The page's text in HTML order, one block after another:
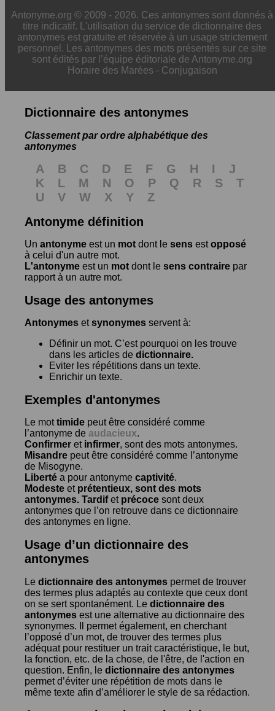
Antonyme.org © 2009 - 2026. Ces antonymes sont donnés à
titre indicatif. L'utilisation du service de dictionnaire des
antonymes est gratuite et réservée à un usage strictement
personnel. Les antonymes des mots présentés sur ce site
sont édités par l’équipe éditoriale de Antonyme.org
Horaire des Marées - Conjugaison
Dictionnaire des antonymes
Classement par ordre alphabétique des
antonymes
A B C D E F G H I
J
K
L M N O P Q R S
T
U
V W X Y
Z
Antonyme définition
Un antonyme est un mot dont le sens estopposé
à celui d'un autre mot.
L'antonyme est un mot dont le sens contraire par
rapport à un autre mot.
Usage des antonymes
Antonymes etsynonymes servent à:
Définir un mot. C’est pourquoi on les trouve
dans les articles de dictionnaire.
Eviter les répétitions dans un texte.
Enrichir un texte.
Exemples d'antonymes
Le mottimide peut être considéré comme
l’antonyme de audacieux.
Confirmer et infirmer, sont des mots antonymes.
Misandre peut être considéré comme l’antonyme
de Misogyne.
Liberté a pour antonyme captivité.
Modeste et prétentieux, sont des mots
antonymes. Tardifet précoce sont deux
antonymes que l’on retrouve dans ce dictionnaire
des antonymes en ligne.
Usage d’un dictionnaire des
antonymes
Le dictionnaire des antonymes permet de trouver
des termes plus adaptés au contexte que ceux dont
on se sert spontanément. Le dictionnaire des
antonymes est une alternative au dictionnaire des
synonymes. Il permet également, en cherchant
l’opposé d’un mot, de trouver des termes plus
adéquat pour restituer un trait caractéristique, le but,
la fonction, etc. de la chose, de l'être, de l'action en
question. Enfin, le dictionnaire des antonymes
permet d’éviter une répétition de mots dans le
même texte afin d’améliorer le style de sa rédaction.